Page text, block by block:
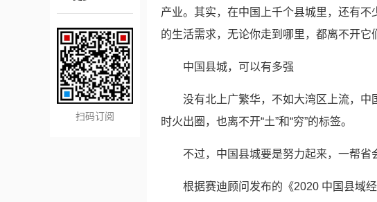
扫码订阅
产业。其实，在中国上千个县城里，还有
的生活需求，无论你走到哪里，都离不开它
中国县城，可以有多强
没有北上广繁华，不如大湾区上流，
时火出圈，也离不开“土”和“穷”的标签。
不过，中国县城要是努力起来，一帮省
根据赛迪顾问发布的《2020 中国县域